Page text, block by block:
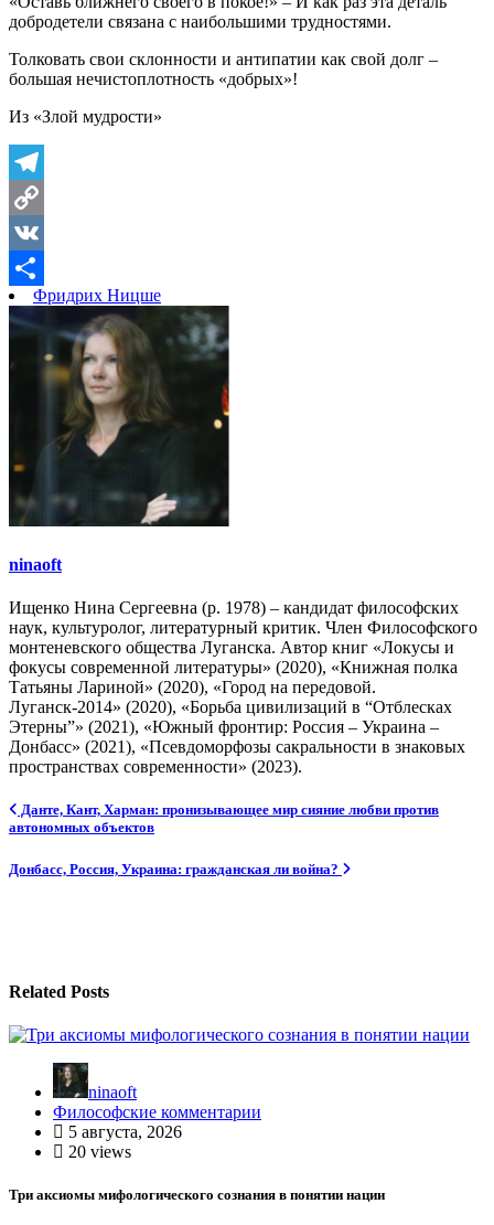
добродетели связана с наибольшими трудностями.
Толковать свои склонности и антипатии как свой долг –
большая нечистоплотность «добрых»!
Из «Злой мудрости»
Telegram
Copy
Link
VK
Отправить
Фридрих Ницше
ninaoft
Ищенко Нина Сергеевна (р. 1978) – кандидат философских
наук, культуролог, литературный критик. Член Философского
монтеневского общества Луганска. Автор книг «Локусы и
фокусы современной литературы» (2020), «Книжная полка
Татьяны Лариной» (2020), «Город на передовой.
Луганск-2014» (2020), «Борьба цивилизаций в “Отблесках
Этерны”» (2021), «Южный фронтир: Россия – Украина –
Донбасс» (2021), «Псевдоморфозы сакральности в знаковых
пространствах современности» (2023).
Навигация
по
записям
Данте, Кант, Харман: пронизывающее мир сияние любви против
автономных объектов
Донбасс, Россия, Украина: гражданская ли война?
Related Posts
ninaoft
Философские комментарии
5 августа, 2026
20 views
Три аксиомы мифологического сознания в понятии нации